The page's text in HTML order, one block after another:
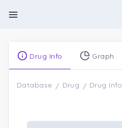
Drug Info Graph
Database Drug Drug Info